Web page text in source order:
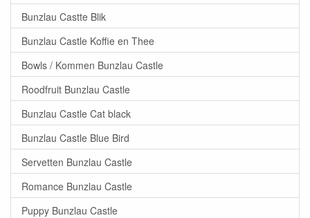
Bunzlau Castte Blik
Bunzlau Castle Koffie en Thee
Bowls / Kommen Bunzlau Castle
Roodfruit Bunzlau Castle
Bunzlau Castle Cat black
Bunzlau Castle Blue Bird
Servetten Bunzlau Castle
Romance Bunzlau Castle
Puppy Bunzlau Castle